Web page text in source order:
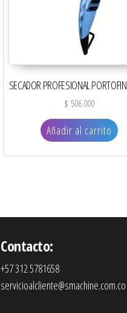
SECADOR PROFESIONAL
$ 506.000
Añadir al carrito
Contacto:
+57 312 5781658
servicioalcliente@smachine.com.co